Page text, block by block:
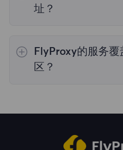
理，购买时您可以选择所
址？
有用。您可以在管理面板
国家的IP地址。
FlyProxy的服务
区？